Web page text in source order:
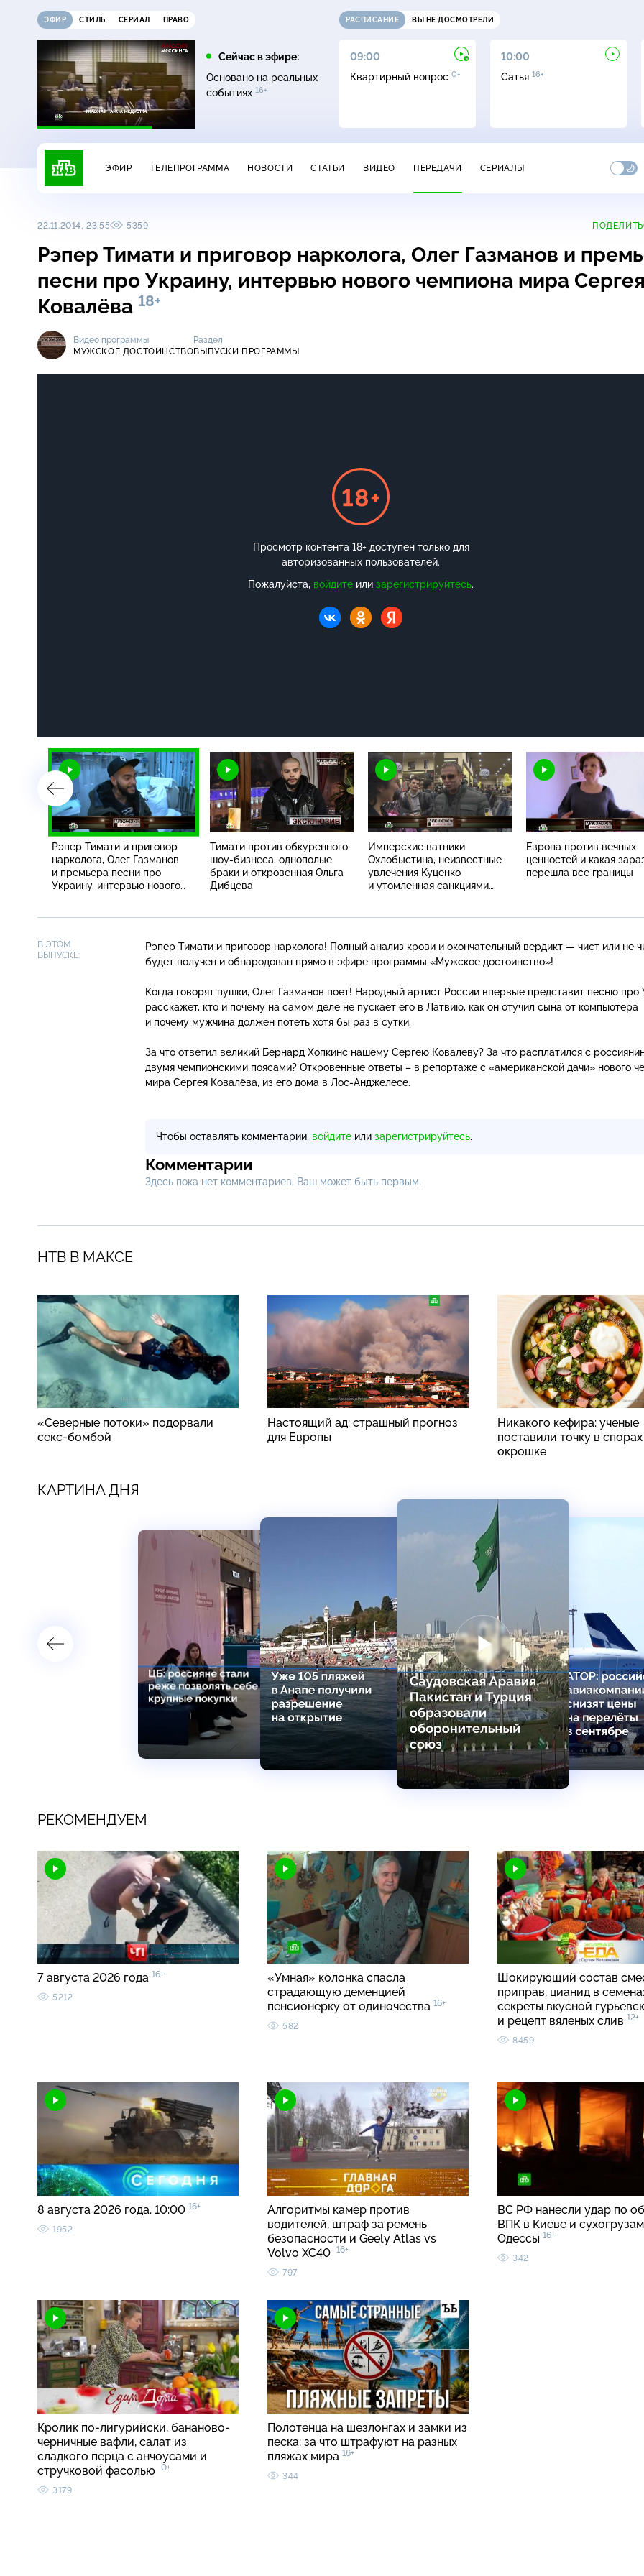
ЭФИР СТИЛЬ СЕРИАЛ ПРАВО
Сейчас в эфире:
Основано на реальных
событиях 16+
РАСПИСАНИЕ ВЫ НЕ ДОСМОТРЕЛИ
07:20
Главная дорога16+
08:00
Живая еда 12+
09:00
Квартирный вопрос 0+
10:00
Сатья 16+
ЭФИР ТЕЛЕПРОГРАММА НОВОСТИ СТАТЬИ ВИДЕО ПЕРЕДАЧИ СЕРИАЛЫ
22.11.2014, 23:55 5359
Рэпер Тимати и приговор нарколога, Олег Газманов и
песни про Украину, интервью нового чемпиона мира Сергея
Ковалёва 18+
Видео программы
МУЖСКОЕ ДОСТОИНСТВО
Раздел
ВЫПУСКИ ПРОГРАММЫ
Просмотр контента 18+ доступен только для
авторизованных пользователей.
Пожалуйста, войдите или зарегистрируйтесь.
Рэпер Тимати и приговор
нарколога, Олег Газманов
и премьера песни про
Украину, интервью нового
Тимати против обкуренного
шоу-бизнеса, однополые
браки и откровенная Ольга
Дибцева
Имперские ватники
Охлобыстина, неизвестные
увлечения Куценко
и утомленная санкциями
Европа против вечных
ценностей и какая
перешла все границы
В ЭТОМ
ВЫПУСКЕ:
Рэпер Тимати и приговор нарколога! Полный анализ крови и окончательный вердикт — чист или не
будет получен и обнародован прямо в эфире программы «Мужское достоинство»!
Когда говорят пушки, Олег Газманов поет! Народный артист России впервые представит песню про
расскажет, кто и почему на самом деле не пускает его в Латвию, как он отучил сына от компьютера
и почему мужчина должен потеть хотя бы раз в сутки.
За что ответил великий Бернард Хопкинс нашему Сергею Ковалёву? За что расплатился с
двумя чемпионскими поясами? Откровенные ответы – в репортаже с «американской дачи» нового
мира Сергея Ковалёва, из его дома в Лос-Анджелесе.
Чтобы оставлять комментарии, войдите или зарегистрируйтесь.
Комментарии
Здесь пока нет комментариев, Ваш может быть первым.
НТВ В МАКСЕ
«Северные потоки» подорвали
секс-бомбой
Настоящий ад: страшный прогноз
для Европы
Никакого кефира: ученые
поставили точку в
окрошке
КАРТИНА ДНЯ
РЕКОМЕНДУЕМ
7 августа 2026 года 16+
5212
«Умная» колонка спасла
страдающую деменцией
пенсионерку от одиночества 16+
582
Шокирующий состав
приправ, цианид в
секреты вкусной
и рецепт вяленых слив 12+
8459
8 августа 2026 года. 10:00 16+
1952
Алгоритмы камер против
водителей, штраф за ремень
безопасности и Geely Atlas vs
Volvo XC40 16+
797
ВС РФ нанесли удар по
ВПК в Киеве и
Одессы 16+
342
Кролик по-лигурийски, бананово-
черничные вафли, салат из
сладкого перца с анчоусами и
стручковой фасолью
0+
3179
Полотенца на шезлонгах и замки из
песка: за что штрафуют на разных
пляжах мира 16+
344